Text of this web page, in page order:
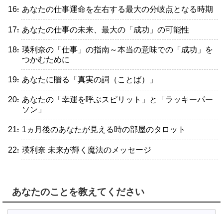
・あなたの仕事運命を左右する最大の分岐点となる時期
・あなたの仕事の未来、最大の「成功」の可能性
・瑛利奈の「仕事」の指南～本当の意味での「成功」を
つかむために
・あなたに贈る「真実の詞（ことば）」
・あなたの「幸運を呼ぶスピリット」と「ラッキーパー
ソン」
・1ヵ月後のあなたが見える時の部屋のタロット
・瑛利奈 未来が輝く魔法のメッセージ
あなたのことを教えてください